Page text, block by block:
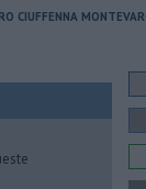
CIUFFENNA